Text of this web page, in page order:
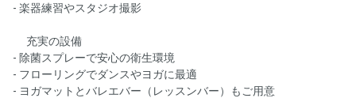
- 楽器練習やスタジオ撮影
🛠️充実の設備🛠️
- 除菌スプレーで安心の衛生環境
- フローリングでダンスやヨガに最適
- ヨガマットとバレエバー（レッスンバー）もご用意